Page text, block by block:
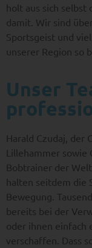
holt aus sich selbst
damit. Wir sind
Sportsgeist und
unserer Region so
Unser
Harald Czudaj, der
Lillehammer sowie
Bobtrainer der
halten seitdem die
Bewegung.
bereits bei der
oder ihnen einfach
verschaffen. Dass